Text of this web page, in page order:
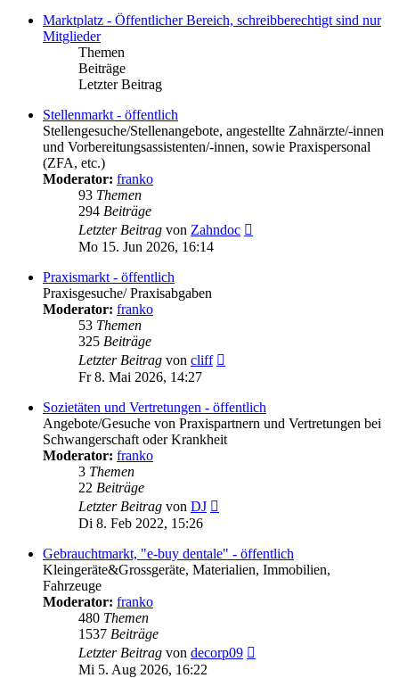
Marktplatz - Öffentlicher Bereich, schreibberechtigt sind nur
Mitglieder
Themen
Beiträge
Letzter Beitrag
Stellenmarkt - öffentlich
Stellengesuche/Stellenangebote, angestellte Zahnärzte/-innen
und Vorbereitungsassistenten/-innen, sowie Praxispersonal
(ZFA, etc.)
Moderator: franko
93 Themen
294 Beiträge
Letzter Beitrag von Zahndoc
Mo 15. Jun 2026, 16:14
Praxismarkt - öffentlich
Praxisgesuche/ Praxisabgaben
Moderator: franko
53 Themen
325 Beiträge
Letzter Beitrag von cliff
Fr 8. Mai 2026, 14:27
Sozietäten und Vertretungen - öffentlich
Angebote/Gesuche von Praxispartnern und Vertretungen bei
Schwangerschaft oder Krankheit
Moderator: franko
3 Themen
22 Beiträge
Letzter Beitrag von DJ
Di 8. Feb 2022, 15:26
Gebrauchtmarkt, "e-buy dentale" - öffentlich
Kleingeräte&Grossgeräte, Materialien, Immobilien,
Fahrzeuge
Moderator: franko
480 Themen
1537 Beiträge
Letzter Beitrag von decorp09
Mi 5. Aug 2026, 16:22